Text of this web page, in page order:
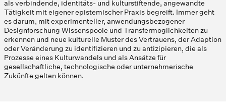
als verbindende, identitäts- und kulturstiftende, angewandte
Tätigkeit mit eigener epistemischer Praxis begreift. Immer geht
es darum, mit experimenteller, anwendungsbezogener
Designforschung Wissenspoole und Transfermöglichkeiten zu
erkennen und neue kulturelle Muster des Vertrauens, der Adaption
oder Veränderung zu identifizieren und zu antizipieren, die als
Prozesse eines Kulturwandels und als Ansätze für
gesellschaftliche, technologische oder unternehmerische
Zukünfte gelten können.